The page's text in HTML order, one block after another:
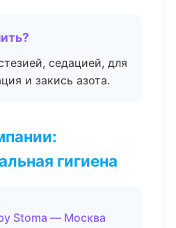
седацией, для
и закись азота.
гигиена
Stoma — Москва